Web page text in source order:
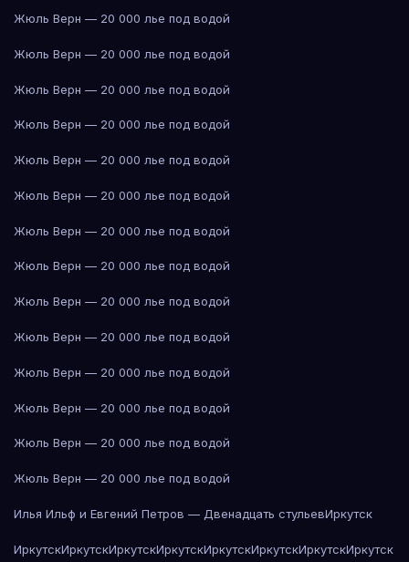
Жюль Верн — 20 000 лье под водой
Жюль Верн — 20 000 лье под водой
Жюль Верн — 20 000 лье под водой
Жюль Верн — 20 000 лье под водой
Жюль Верн — 20 000 лье под водой
Жюль Верн — 20 000 лье под водой
Жюль Верн — 20 000 лье под водой
Жюль Верн — 20 000 лье под водой
Жюль Верн — 20 000 лье под водой
Жюль Верн — 20 000 лье под водой
Жюль Верн — 20 000 лье под водой
Жюль Верн — 20 000 лье под водой
Жюль Верн — 20 000 лье под водой
Жюль Верн — 20 000 лье под водой
Илья Ильф и Евгений Петров — Двенадцать стульевИркутск
ИркутскИркутскИркутскИркутскИркутскИркутскИркутскИркутск